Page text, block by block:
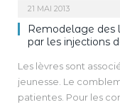
Cette strate est
frais, coupes
la visualisation de la
strate jusqu’à
Cette ablation
meilleurs taux de
21 MAI 2013
Remodelage des
par les injections
Les lèvres sont
jeunesse. Le
patientes. Pour les